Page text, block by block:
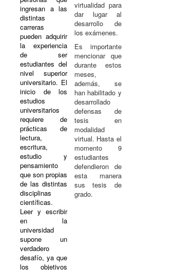
ingresan a las
distintas
carreras
pueden adquirir
la experiencia
de ser
estudiantes del
nivel superior
universitario. El
inicio de los
estudios
universitarios
requiere de
prácticas de
lectura,
escritura,
estudio y
pensamiento
que son propias
de las distintas
disciplinas
científicas.
Leer y escribir
en la
universidad
supone un
verdadero
desafío, ya que
los objetivos
virtualidad para
dar lugar al
desarrollo de
los exámenes.
Es importante
mencionar que
durante estos
meses,
además, se
han habilitado y
desarrollado
defensas de
tesis en
modalidad
virtual. Hasta el
momento 9
estudiantes
defendieron de
esta manera
sus tesis de
grado.